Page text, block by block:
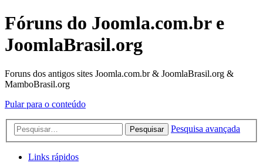
Fóruns do Joomla.com.br e
JoomlaBrasil.org
Foruns dos antigos sites Joomla.com.br & JoomlaBrasil.org &
MamboBrasil.org
Pular para o conteúdo
Pesquisar Pesquisa avançada
Links rápidos